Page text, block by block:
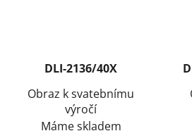
DLI-2136/40X
Obraz k svatebnímu
výročí
Máme skladem